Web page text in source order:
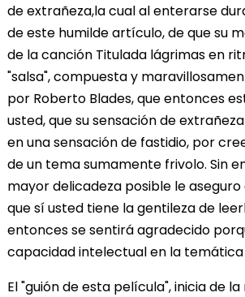
de extrañeza,la cual al enterarse
de este humilde artículo, de que su
de la canción Titulada lágrimas en
"salsa", compuesta y
por Roberto Blades, que entonces
usted, que su sensación de
en una sensación de fastidio, por
de un tema sumamente frivolo. Sin
mayor delicadeza posible le aseguro
que sí usted tiene la gentileza de
entonces se sentirá agradecido
capacidad intelectual en la temática
El "guión de esta película", inicia de